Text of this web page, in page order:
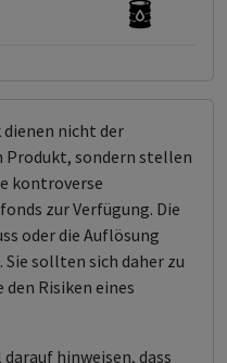
dienen nicht der
Produkt, sondern stellen
kontroverse
zur Verfügung. Die
oder die Auflösung
sollten sich daher zu
den Risiken eines
hinweisen, dass